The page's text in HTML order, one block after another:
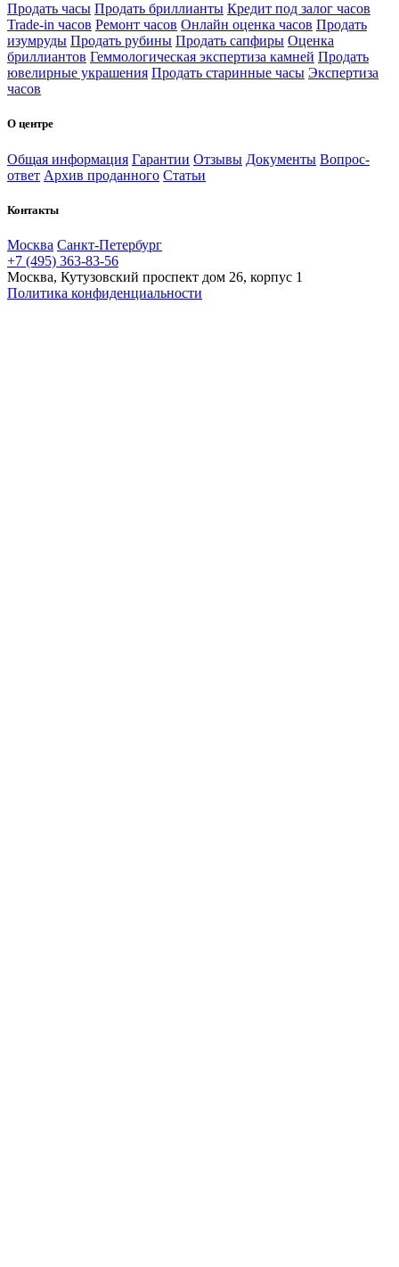
Продать часы Продать бриллианты Кредит под залог часов
Trade-in часов Ремонт часов Онлайн оценка часов Продать
изумруды Продать рубины Продать сапфиры Оценка
бриллиантов Геммологическая экспертиза камней Продать
ювелирные украшения Продать старинные часы Экспертиза
часов
О центре
Общая информация Гарантии Отзывы Документы Вопрос-
ответ Архив проданного Статьи
Контакты
Москва Санкт-Петербург
+7 (495) 363-83-56
Москва, Кутузовский проспект дом 26, корпус 1
Политика конфиденциальности